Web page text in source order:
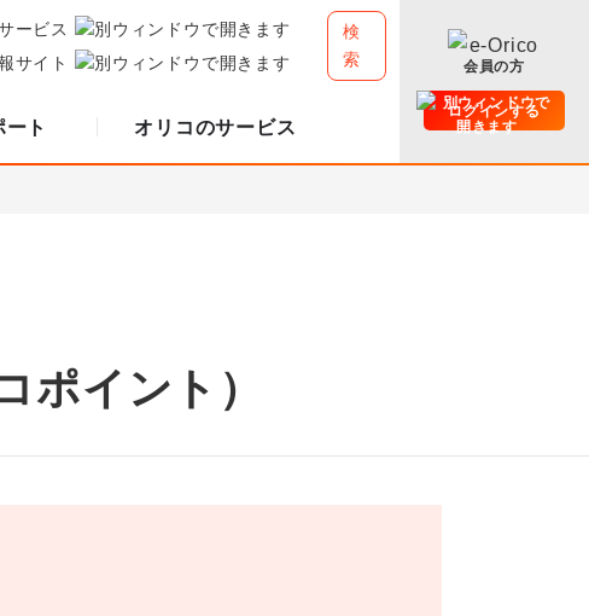
ービス
サイト
検
索
ト オリコのサービス
会員の方
ログインする
ポイント）